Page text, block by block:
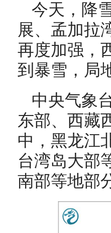
今天，降
展、孟加拉
再度加强，
到暴雪，局
中央气象
东部、西藏
中，黑龙江
台湾岛大部
南部等地部